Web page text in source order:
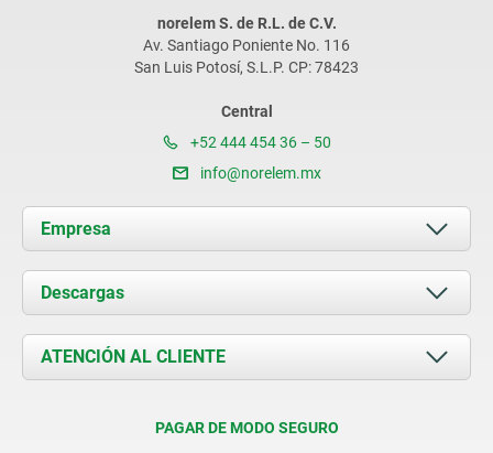
norelem S. de R.L. de C.V.
Av. Santiago Poniente No. 116
San Luis Potosí, S.L.P. CP: 78423
Central
+52 444 454 36 – 50
info@norelem.mx
Empresa
Acerca de nosotros
Novedades
Contacto
Descargas
Documents
ATENCIÓN AL CLIENTE
PAGAR DE MODO SEGURO